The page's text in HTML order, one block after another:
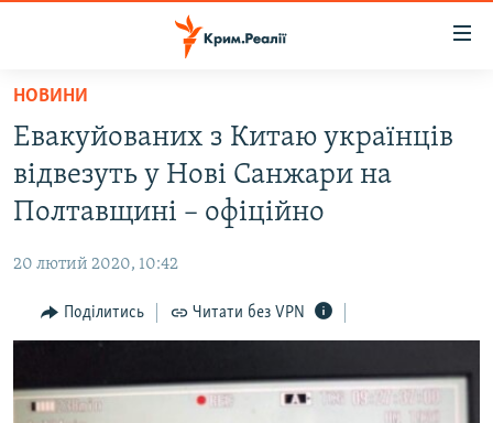
Перейти
основного
матеріалу
Перейти
до
основної
Перейти
до
ВОДА.КРИМ
ВІДЕО ТА ФОТО
БЛОГИ
ПОГЛЯД
ВСЕ ЗА ДЕНЬ
НОВИНИ
Евакуйованих з Китаю українців
відвезуть у Нові Санжари на
Полтавщині – офіційно
20 лютий 2020, 10:42
Поділитись Читати без VPN